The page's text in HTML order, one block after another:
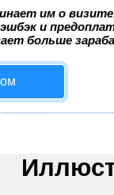
им о
и
больше